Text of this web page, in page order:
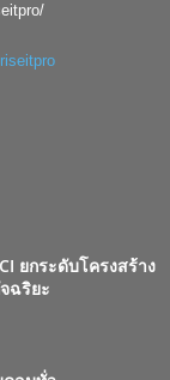
ยกระดับโครงสร้าง
ฉริยะ